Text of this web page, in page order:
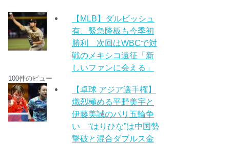
【MLB】ダルビッシュ
有、緊急降板も今季初
勝利 次回はWBCで対
戦のメキシコ遠征「新
しいファンに会える」
100件のビュー
【卓球 アジア選手権】
熾烈極める平野美宇と
伊藤美誠のパリ五輪争
い “はりひな”は中国勢
撃破と混合ダブルス金